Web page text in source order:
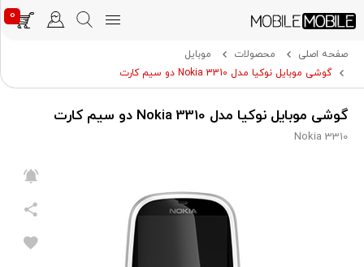
0
صفحه اصلی محصولات
موبایل
گوشی موبایل نوکیا مدل Nokia 3310 دو سیم کارت
گوشی موبایل نوکیا مدل Nokia 3310 دو سیم کارت
Nokia 3310